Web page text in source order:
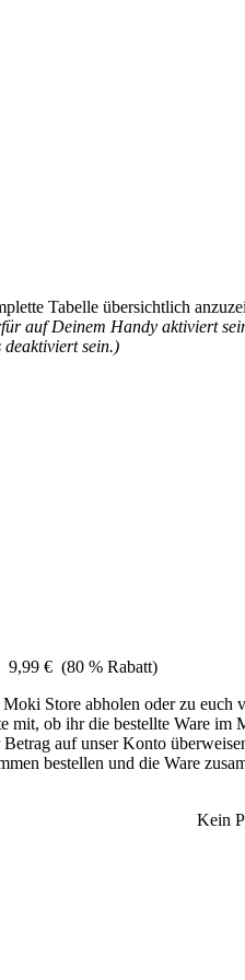
Tabelle übersichtlich
auf Deinem Handy aktiviert
deaktiviert sein.)
€ (80 % Rabatt)
Store abholen oder zu euch
mit, ob ihr die bestellte Ware
auf unser Konto
bestellen und die Ware
Kein